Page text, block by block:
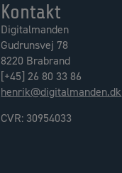
Kontakt
Digitalmanden
Gudrunsvej 78
8220 Brabrand
[+45] 26 80 33 86
henrik@digitalmanden.dk
CVR: 30954033